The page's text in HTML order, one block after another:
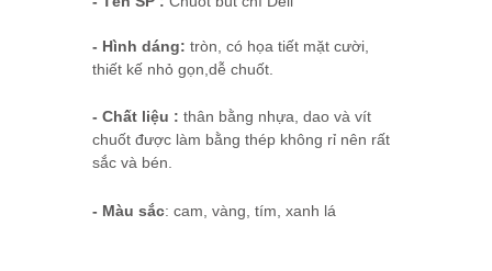
- Hình dáng: tròn, có họa tiết mặt cười,
thiết kế nhỏ gọn,dễ chuốt.
- Chất liệu : thân bằng nhựa, dao và vít
chuốt được làm bằng thép không rỉ nên rất
sắc và bén.
- Màu sắc: cam, vàng, tím, xanh lá